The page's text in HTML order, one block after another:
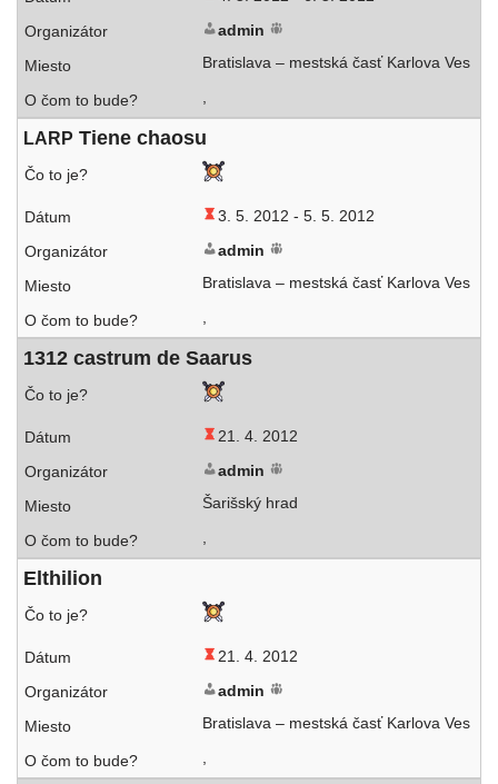
admin
Bratislava – mest­ská časť Karlova Ves
,
LARP Tiene chaosu
3. 5. 2012 - 5. 5. 2012
admin
Bratislava – mest­ská časť Karlova Ves
,
1312 cas­trum de Saarus
21. 4. 2012
admin
Šarišský hrad
,
Elthilion
21. 4. 2012
admin
Bratislava – mest­ská časť Karlova Ves
,